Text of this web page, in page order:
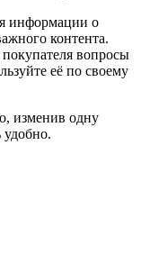
информации о
контента.
вопросы
её по своему
изменив одну
удобно.